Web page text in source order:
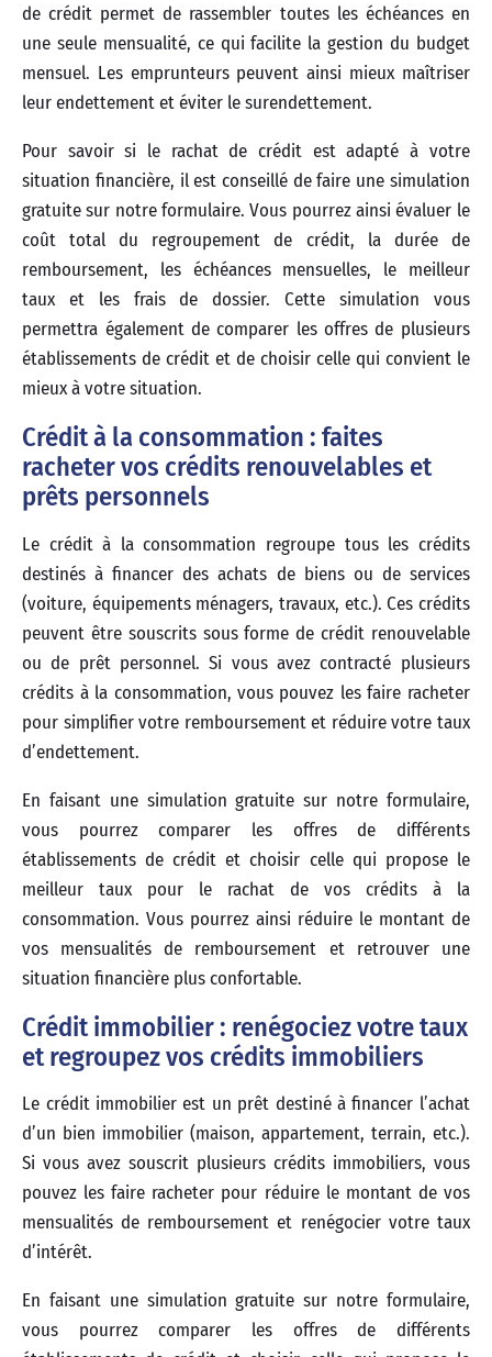
de crédit permet de rassembler toutes les échéances en
une seule mensualité, ce qui facilite la gestion du budget
mensuel. Les emprunteurs peuvent ainsi mieux maîtriser
leur endettement et éviter le surendettement.
Pour savoir si le rachat de crédit est adapté à votre
situation financière, il est conseillé de faire une simulation
gratuite sur notre formulaire. Vous pourrez ainsi évaluer le
coût total du regroupement de crédit, la durée de
remboursement, les échéances mensuelles, le meilleur
taux et les frais de dossier. Cette simulation vous
permettra également de comparer les offres de plusieurs
établissements de crédit et de choisir celle qui convient le
mieux à votre situation.
Crédit à la consommation : faites
racheter vos crédits renouvelables et
prêts personnels
Le crédit à la consommation regroupe tous les crédits
destinés à financer des achats de biens ou de services
(voiture, équipements ménagers, travaux, etc.). Ces crédits
peuvent être souscrits sous forme de crédit renouvelable
ou de prêt personnel. Si vous avez contracté plusieurs
crédits à la consommation, vous pouvez les faire racheter
pour simplifier votre remboursement et réduire votre taux
d’endettement.
En faisant une simulation gratuite sur notre formulaire,
vous pourrez comparer les offres de différents
établissements de crédit et choisir celle qui propose le
meilleur taux pour le rachat de vos crédits à la
consommation. Vous pourrez ainsi réduire le montant de
vos mensualités de remboursement et retrouver une
situation financière plus confortable.
Crédit immobilier : renégociez votre taux
et regroupez vos crédits immobiliers
Le crédit immobilier est un prêt destiné à financer l’achat
d’un bien immobilier (maison, appartement, terrain, etc.).
Si vous avez souscrit plusieurs crédits immobiliers, vous
pouvez les faire racheter pour réduire le montant de vos
mensualités de remboursement et renégocier votre taux
d’intérêt.
En faisant une simulation gratuite sur notre formulaire,
vous pourrez comparer les offres de différents